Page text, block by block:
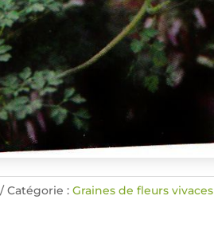
Catégorie : Graines de fleurs vivaces